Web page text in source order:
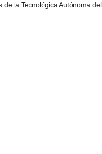
de la Tecnológica Autónoma del